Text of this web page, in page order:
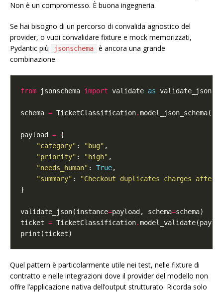
Non è un compromesso. È buona ingegneria.
Se hai bisogno di un percorso di convalida agnostico del
provider, o vuoi convalidare fixture e mock memorizzati,
Pydantic più
jsonschema
è ancora una grande
combinazione.
from jsonschema import validate as
schema = TicketClassification.
payload =
"category" : "bug"
"priority" : "high"
"needs_human" : True
"summary" :
"Checkout duplicates charges after
validate_json(instance=payload, schema=
ticket = TicketClassification.
Quel pattern è particolarmente utile nei test, nelle fixture di
contratto e nelle integrazioni dove il provider del modello non
offre l’applicazione nativa dell’output strutturato. Ricorda solo